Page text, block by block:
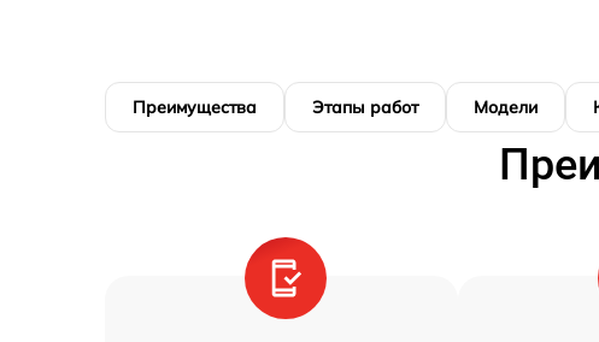
Преимущества Этапы работ Модели